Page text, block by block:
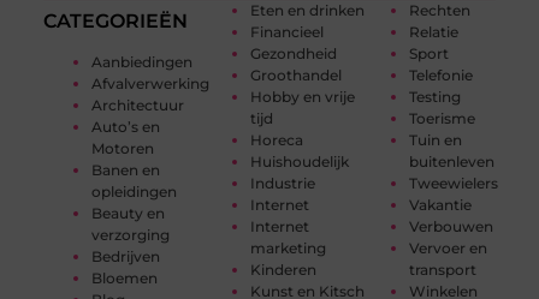
CATEGORIEËN
Aanbiedingen
Afvalverwerking
Architectuur
Auto’s en
Motoren
Banen en
opleidingen
Beauty en
verzorging
Bedrijven
Bloemen
Eten en drinken
Financieel
Gezondheid
Groothandel
Hobby en vrije
tijd
Horeca
Huishoudelijk
Industrie
Internet
Internet
marketing
Kinderen
Kunst en Kitsch
Rechten
Relatie
Sport
Telefonie
Testing
Toerisme
Tuin en
buitenleven
Tweewielers
Vakantie
Verbouwen
Vervoer en
transport
Winkelen